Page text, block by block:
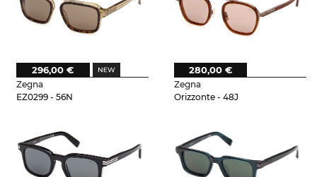
Zegna
EZ0299 - 56N
296,00 €
Zegna
Orizzonte - 48J
280,00 €